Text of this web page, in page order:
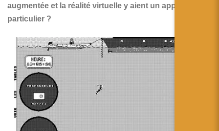
augmentée et la réalité virtuelle y aient un apport
particulier ?